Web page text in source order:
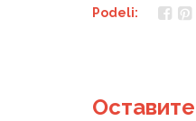
Podeli: